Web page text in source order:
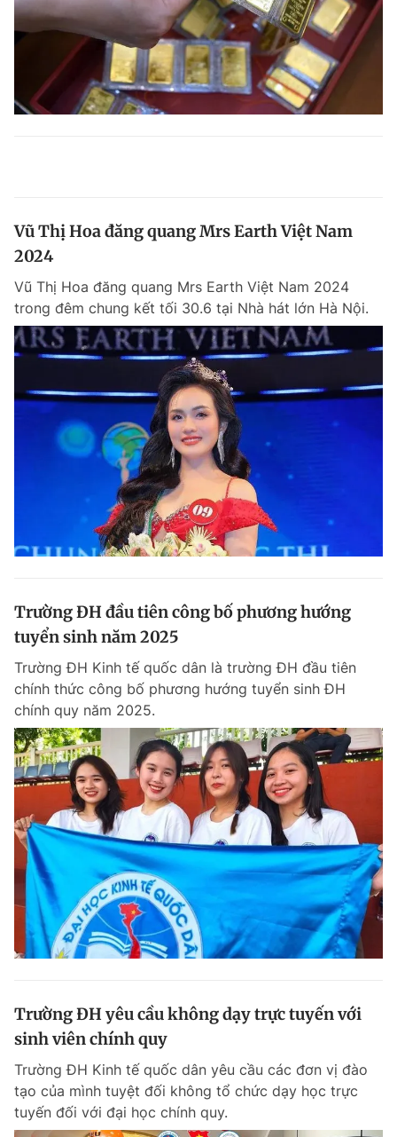
Vũ Thị Hoa đăng quang Mrs Earth Việt Nam
2024
Vũ Thị Hoa đăng quang Mrs Earth Việt Nam 2024
trong đêm chung kết tối 30.6 tại Nhà hát lớn Hà Nội.
Trường ĐH đầu tiên công bố phương hướng
tuyển sinh năm 2025
Trường ĐH Kinh tế quốc dân là trường ĐH đầu tiên
chính thức công bố phương hướng tuyển sinh ĐH
chính quy năm 2025.
Trường ĐH yêu cầu không dạy trực tuyến với
sinh viên chính quy
Trường ĐH Kinh tế quốc dân yêu cầu các đơn vị đào
tạo của mình tuyệt đối không tổ chức dạy học trực
tuyến đối với đại học chính quy.